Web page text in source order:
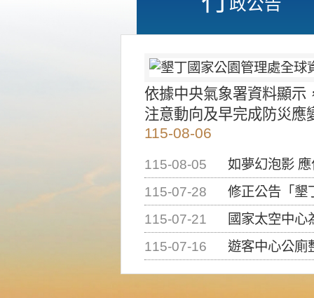
依據中央氣象署資料顯示
注意動向及早完成防災應
115-08-06
115-08-05
如夢幻泡影
115-07-28
修正公告「墾丁國家公
115-07-21
國家太空中心為辦理
115-07-16
遊客中心公廁